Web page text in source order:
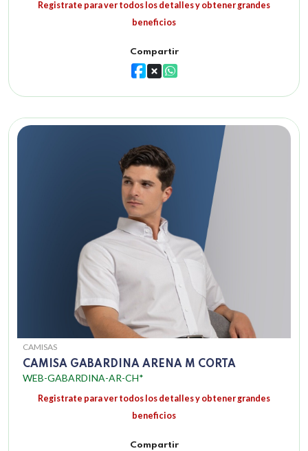
Registrate para ver todos los detalles y obtener grandes
beneficios
Compartir
CAMISAS
CAMISA GABARDINA ARENA M CORTA
WEB-GABARDINA-AR-CH*
Registrate para ver todos los detalles y obtener grandes
beneficios
Compartir